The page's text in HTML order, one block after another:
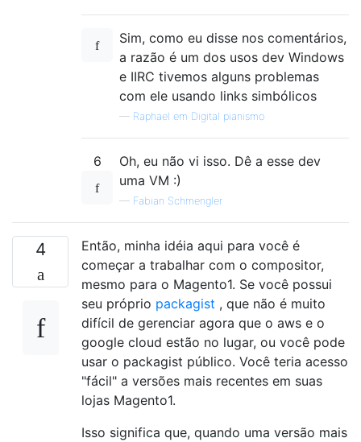
Sim, como eu disse nos comentários,
a razão é um dos usos dev Windows
e IIRC tivemos alguns problemas
com ele usando links simbólicos
— Raphael em Digital pianismo
6
Oh, eu não vi isso. Dê a esse dev
uma VM :)
— Fabian Schmengler
4
Então, minha idéia aqui para você é
começar a trabalhar com o compositor,
mesmo para o Magento1. Se você possui
seu próprio packagist , que não é muito
difícil de gerenciar agora que o aws e o
google cloud estão no lugar, ou você pode
usar o packagist público. Você teria acesso
"fácil" a versões mais recentes em suas
lojas Magento1.
Isso significa que, quando uma versão mais